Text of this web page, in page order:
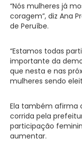
“Nós mulheres já
coragem”, diz Ana
de Peruíbe.
“Estamos todas
importante da
que nesta e nas
mulheres sendo
Ela também afirma
corrida pela
participação
aumentar.